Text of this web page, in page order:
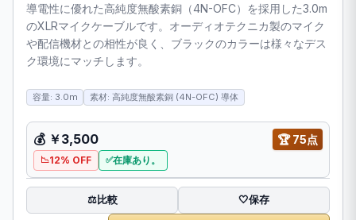
導電性に優れた高純度無酸素銅（4N-OFC）を採用した3.0m
のXLRマイクケーブルです。オーディオテクニカ製のマイク
や配信機材との相性が良く、ブラックのカラーは様々なデス
ク環境にマッチします。
容量: 3.0m 素材: 高純度無酸素銅 (4N-OFC) 導体
💰 ￥3,500 🏆 75点
12% OFF 在庫あり。
⚖️比較 🤍保存